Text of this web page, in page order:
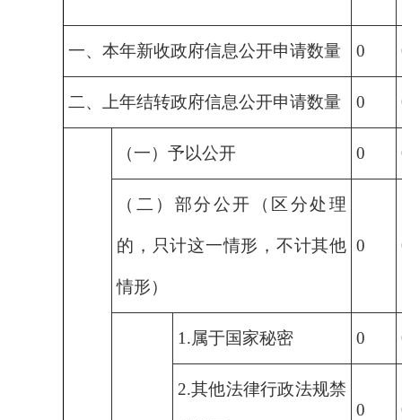
一、本年新收政府信息公开申请数量 0
二、上年结转政府信息公开申请数量 0
（一）予以公开 0
（二）部分公开（区分处理
的，只计这一情形，不计其他
情形）
0
1.属于国家秘密 0
2.其他法律行政法规禁
0